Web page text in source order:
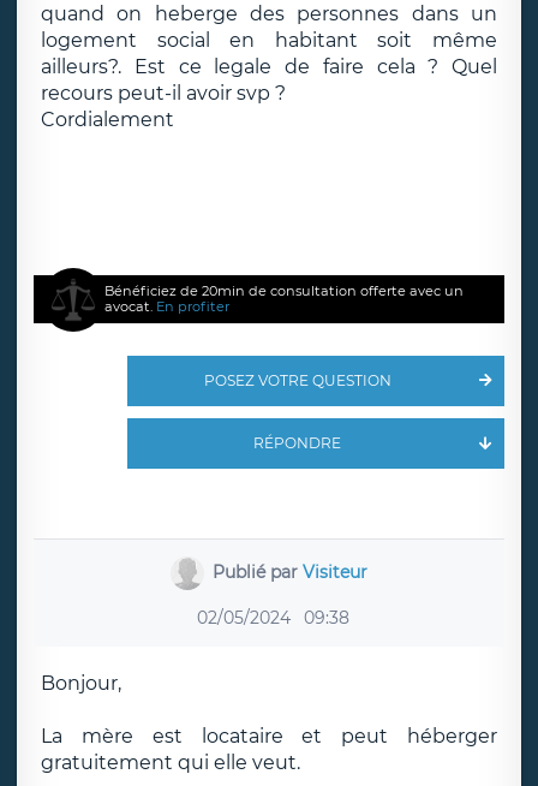
quand on heberge des personnes dans un
logement social en habitant soit même
ailleurs?. Est ce legale de faire cela ? Quel
recours peut-il avoir svp ?
Cordialement
Bénéficiez de 20min de consultation offerte avec un
avocat. En profiter
POSEZ VOTRE QUESTION
RÉPONDRE
Publié parVisiteur
02/05/2024 09:38
Bonjour,
La mère est locataire et peut héberger
gratuitement qui elle veut.